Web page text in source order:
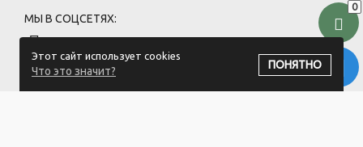
0
Этот сайт использует cookies
Что это значит?
ПОНЯТНО
МЫ В СОЦСЕТЯХ:
ПОДПИСАТЬСЯ НА РАССЫЛКУ